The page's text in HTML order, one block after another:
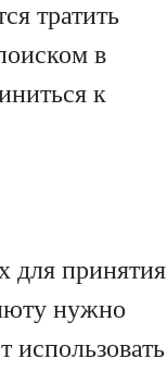
тратить
в
к
для принятия
нужно
использовать